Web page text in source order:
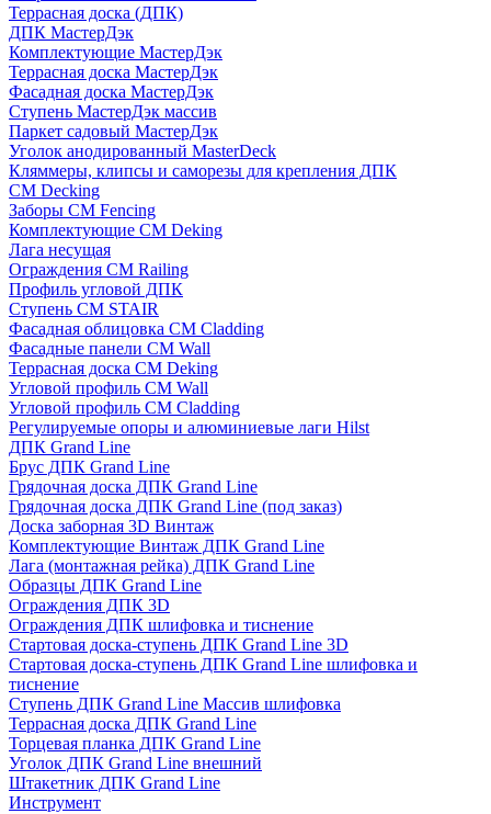
Террасная доска (ДПК)
ДПК МастерДэк
Комплектующие МастерДэк
Террасная доска МастерДэк
Фасадная доска МастерДэк
Ступень МастерДэк массив
Паркет садовый МастерДэк
Уголок анодированный MasterDeck
Кляммеры, клипсы и саморезы для крепления ДПК
CM Decking
Заборы CM Fencing
Комплектующие CM Deking
Лага несущая
Ограждения CM Railing
Профиль угловой ДПК
Ступень CM STAIR
Фасадная облицовка CM Cladding
Фасадные панели CM Wall
Террасная доска CM Deking
Угловой профиль CM Wall
Угловой профиль CM Cladding
Регулируемые опоры и алюминиевые лаги Hilst
ДПК Grand Line
Брус ДПК Grand Line
Грядочная доска ДПК Grand Line
Грядочная доска ДПК Grand Line (под заказ)
Доска заборная 3D Винтаж
Комплектующие Винтаж ДПК Grand Line
Лага (монтажная рейка) ДПК Grand Line
Образцы ДПК Grand Line
Ограждения ДПК 3D
Ограждения ДПК шлифовка и тиснение
Стартовая доска-ступень ДПК Grand Line 3D
Стартовая доска-ступень ДПК Grand Line шлифовка и
тиснение
Ступень ДПК Grand Line Массив шлифовка
Террасная доска ДПК Grand Line
Торцевая планка ДПК Grand Line
Уголок ДПК Grand Line внешний
Штакетник ДПК Grand Line
Инструмент